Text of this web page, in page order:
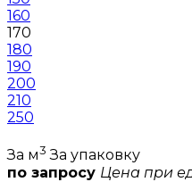
160
170
180
190
200
210
250
За м3 За упаковку
по запросу Цена при